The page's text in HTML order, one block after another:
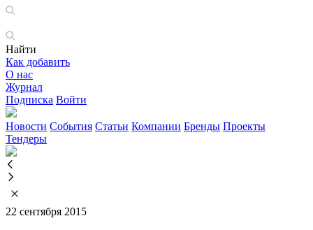
Найти
Как добавить
О нас
Журнал
Подписка Войти
Новости События Статьи Компании Бренды Проекты
Тендеры
22 сентября 2015